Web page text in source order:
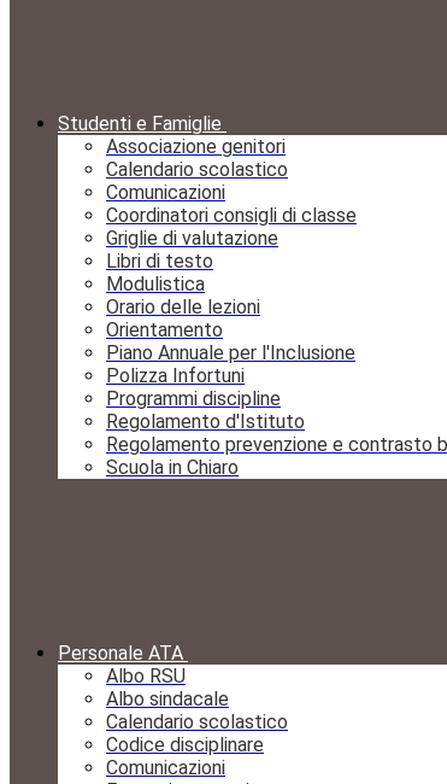
Studenti e Famiglie
Associazione genitori
Calendario scolastico
Comunicazioni
Coordinatori consigli di classe
Griglie di valutazione
Libri di testo
Modulistica
Orario delle lezioni
Orientamento
Piano Annuale per l'Inclusione
Polizza Infortuni
Programmi discipline
Regolamento d'Istituto
Regolamento prevenzione e contrasto
Scuola in Chiaro
Personale ATA
Albo RSU
Albo sindacale
Calendario scolastico
Codice disciplinare
Comunicazioni